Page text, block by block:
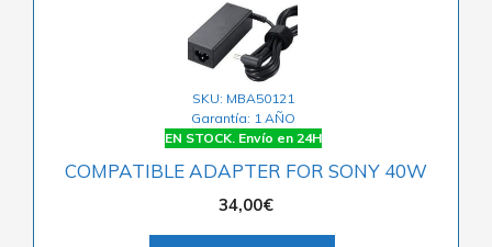
SKU: MBA50121
Garantía: 1 AÑO
EN STOCK. Envío en 24H
COMPATIBLE ADAPTER FOR SONY 40W
34,00€